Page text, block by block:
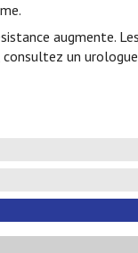
augmente.
un